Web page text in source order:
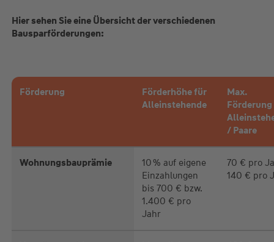
Hier sehen Sie eine Übersicht der verschiedenen
Bausparförderungen:
Förderung
Förderhöhe für
Alleinstehende
Max.
/ Paare
Wohnungsbauprämie
10 % auf eigene
Einzahlungen
bis 700 € bzw.
1.400 € pro
Jahr
70 € pro
140 € pro